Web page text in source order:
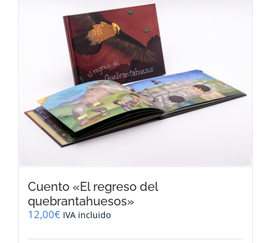
variantes.
Las
opciones
se
pueden
elegir
en
la
página
de
producto
Cuento «El regreso del
quebrantahuesos»
12,00€ IVA incluido